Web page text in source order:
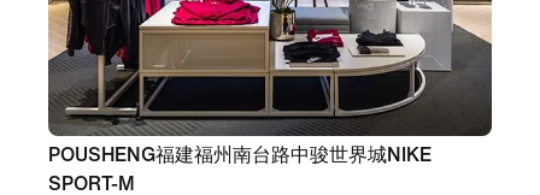
POUSHENG福建福州南台路中骏世界城NIKE
SPORT-M